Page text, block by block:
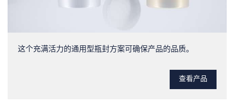
这个充满活力的通用型瓶封方案可确保产品的品质。
查看产品